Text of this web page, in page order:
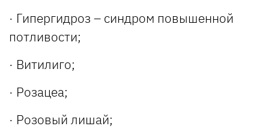
· Гипергидроз – синдром повышенной
потливости;
· Витилиго;
· Розацеа;
· Розовый лишай;